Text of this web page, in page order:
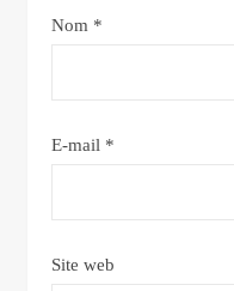
Nom *
E-mail *
Site web